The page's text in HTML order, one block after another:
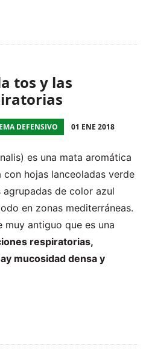
tos y las
DEFENSIVO 01 ENE 2018
es una mata aromática
hojas lanceoladas verde
de color azul
en zonas mediterráneas.
muy antiguo que es una
respiratorias,
mucosidad densa y